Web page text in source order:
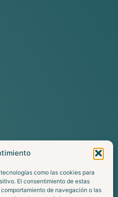
como las cookies para
El consentimiento de estas
de navegación o las